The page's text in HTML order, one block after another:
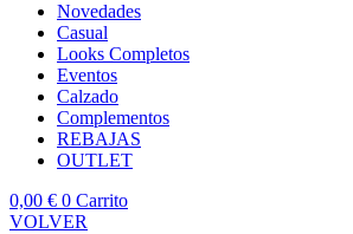
Novedades
Casual
Looks Completos
Eventos
Calzado
Complementos
REBAJAS
OUTLET
0,00 € 0 Carrito
VOLVER